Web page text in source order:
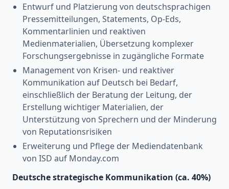
Entwurf und Platzierung von deutschsprachigen
Pressemitteilungen, Statements, Op-Eds,
Kommentarlinien und reaktiven
Medienmaterialien, Übersetzung komplexer
Forschungsergebnisse in zugängliche Formate
Management von Krisen- und reaktiver
Kommunikation auf Deutsch bei Bedarf,
einschließlich der Beratung der Leitung, der
Erstellung wichtiger Materialien, der
Unterstützung von Sprechern und der Minderung
von Reputationsrisiken
Erweiterung und Pflege der Mediendatenbank
von ISD auf Monday.com
Deutsche strategische Kommunikation (ca. 40%)